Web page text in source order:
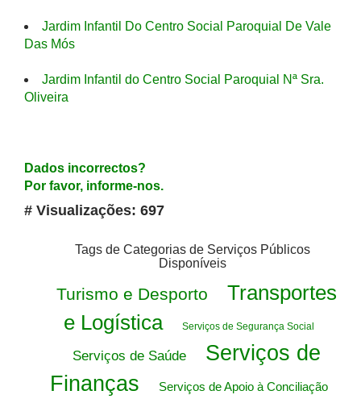
Jardim Infantil Do Centro Social Paroquial De Vale
Das Mós
Jardim Infantil do Centro Social Paroquial Nª Sra.
Oliveira
Dados incorrectos?
Por favor, informe-nos.
# Visualizações: 697
Tags de Categorias de Serviços Públicos
Disponíveis
Turismo e Desporto
Transportes
e Logística
Serviços de Segurança Social
Serviços de Saúde
Serviços de
Finanças
Serviços de Apoio à Conciliação